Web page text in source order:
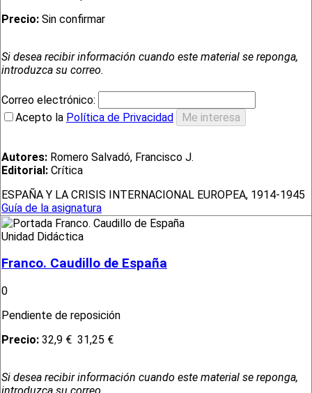
Precio: Sin confirmar
Si desea recibir información cuando este material se reponga,
introduzca su correo.
Correo electrónico:
Acepto la Política de Privacidad
Autores: Romero Salvadó, Francisco J.
Editorial: Crítica
ESPAÑA Y LA CRISIS INTERNACIONAL EUROPEA, 1914-1945
Guía de la asignatura
Unidad Didáctica
Franco. Caudillo de España
0
Pendiente de reposición
Precio: 32,9 € 31,25 €
Si desea recibir información cuando este material se reponga,